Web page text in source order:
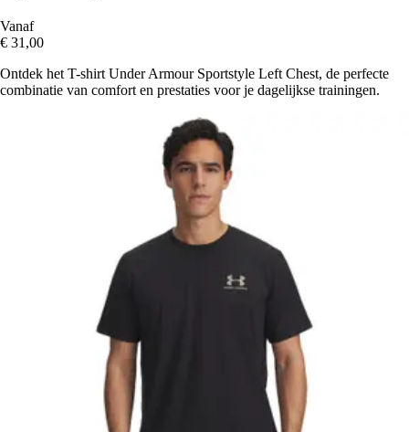
Vanaf
€ 31,00
Ontdek het T-shirt Under Armour Sportstyle Left Chest, de perfecte
combinatie van comfort en prestaties voor je dagelijkse trainingen.